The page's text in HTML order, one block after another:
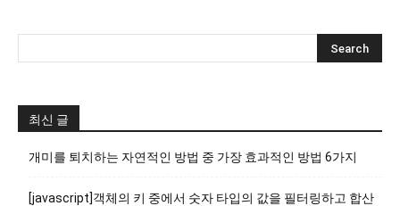
최신 글
개미를 퇴치하는 자연적인 방법 중 가장 효과적인 방법 6가지
[javascript]객체의 키 중에서 숫자 타입의 값을 필터링하고 합산